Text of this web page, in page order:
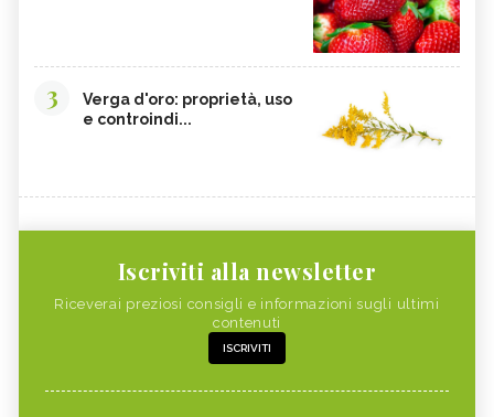
3
Verga d'oro: proprietà, uso
e controindi...
Iscriviti alla newsletter
Riceverai preziosi consigli e informazioni sugli ultimi
contenuti
ISCRIVITI